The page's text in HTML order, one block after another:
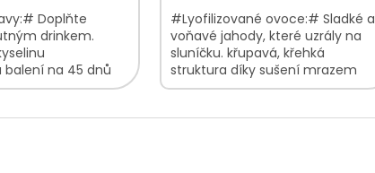
Doplňte
drinkem.
balení na 45 dnů
začíná uvnitř
#Lyofilizované ovoce:# Sladké a
voňavé jahody, které uzrály na
sluníčku. křupavá, křehká
struktura díky sušení mrazem
neztratily své vitamíny bez éček